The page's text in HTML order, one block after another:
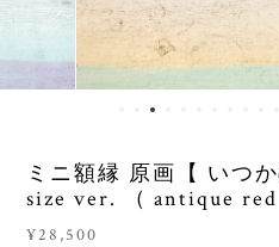
ミニ額縁 原画【 いつ
size ver. （ antique red
¥28,500